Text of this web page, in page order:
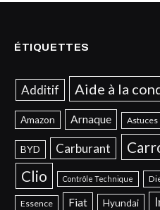
ÉTIQUETTES
Additif Aide à la
Amazon Arnaque Astuces
BYD Carburant
Clio Contrôle Technique
Essence Fiat Hyundai